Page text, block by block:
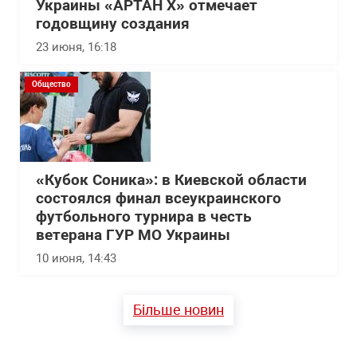
Украины «АРТАН Х» отмечает
годовщину создания
23 июня, 16:18
Общество
«Кубок Соника»: в Киевской области
состоялся финал всеукраинского
футбольного турнира в честь
ветерана ГУР МО Украины
10 июня, 14:43
Більше новин